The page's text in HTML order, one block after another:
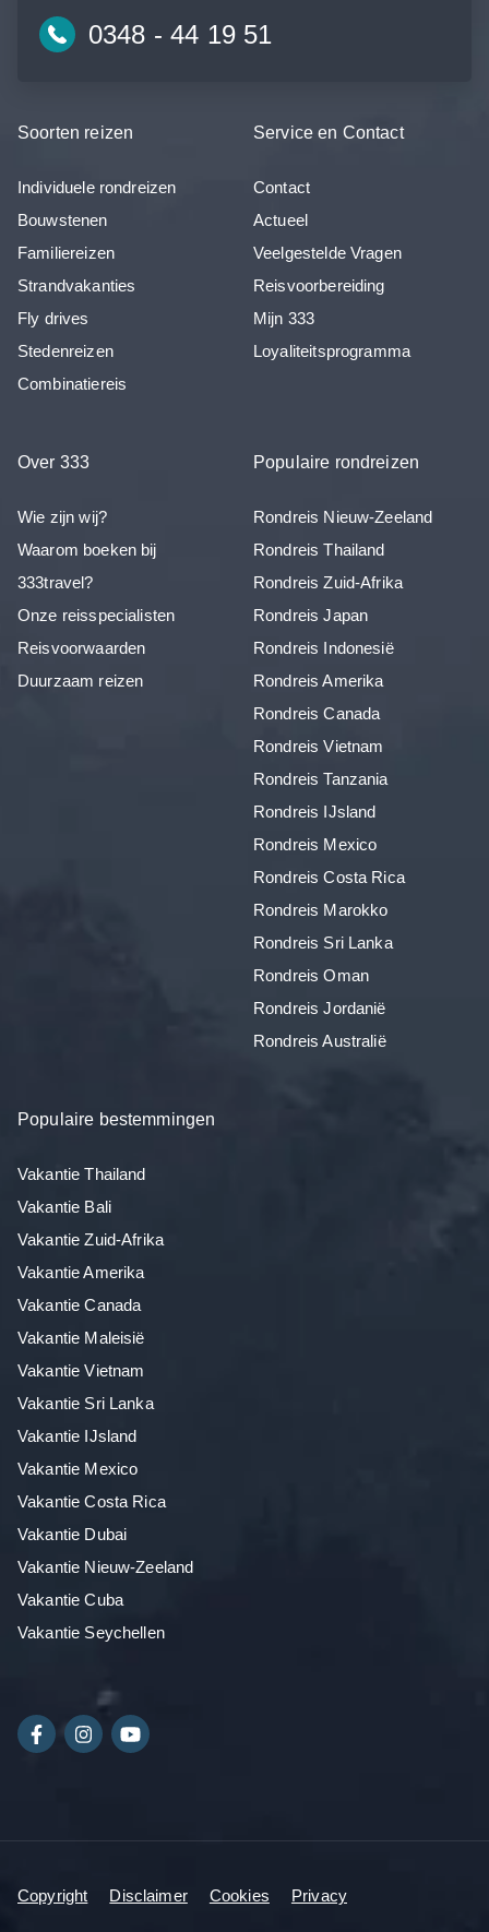
0348 - 44 19 51
Soorten reizen
Individuele rondreizen
Bouwstenen
Familiereizen
Strandvakanties
Fly drives
Stedenreizen
Combinatiereis
Service en Contact
Contact
Actueel
Veelgestelde Vragen
Reisvoorbereiding
Mijn 333
Loyaliteitsprogramma
Over 333
Wie zijn wij?
Waarom boeken bij
333travel?
Onze reisspecialisten
Reisvoorwaarden
Duurzaam reizen
Populaire rondreizen
Rondreis Nieuw-Zeeland
Rondreis Thailand
Rondreis Zuid-Afrika
Rondreis Japan
Rondreis Indonesië
Rondreis Amerika
Rondreis Canada
Rondreis Vietnam
Rondreis Tanzania
Rondreis IJsland
Rondreis Mexico
Rondreis Costa Rica
Rondreis Marokko
Rondreis Sri Lanka
Rondreis Oman
Rondreis Jordanië
Rondreis Australië
Populaire bestemmingen
Vakantie Thailand
Vakantie Bali
Vakantie Zuid-Afrika
Vakantie Amerika
Vakantie Canada
Vakantie Maleisië
Vakantie Vietnam
Vakantie Sri Lanka
Vakantie IJsland
Vakantie Mexico
Vakantie Costa Rica
Vakantie Dubai
Vakantie Nieuw-Zeeland
Vakantie Cuba
Vakantie Seychellen
Copyright Disclaimer Cookies Privacy